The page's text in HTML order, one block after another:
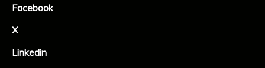
Facebook
X
Linkedin